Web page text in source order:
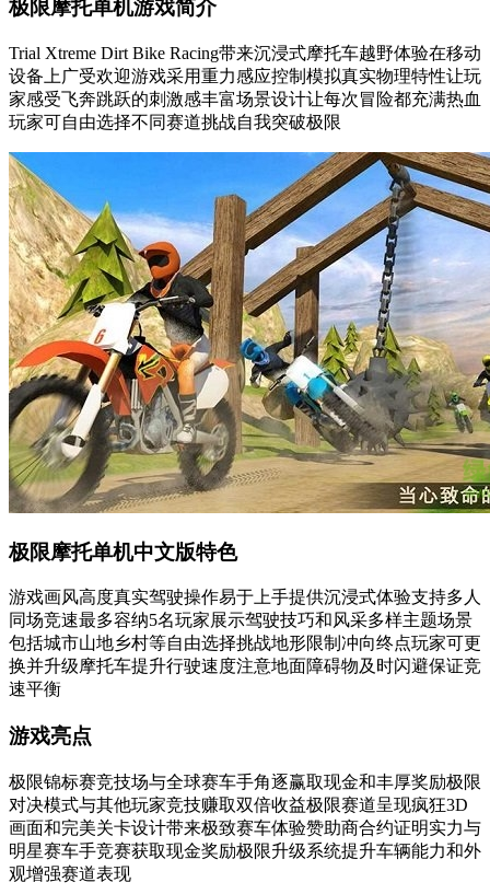
极限摩托单机游戏简介
Trial Xtreme Dirt Bike Racing带来沉浸式摩托车越野体验在移动
设备上广受欢迎游戏采用重力感应控制模拟真实物理特性让玩
家感受飞奔跳跃的刺激感丰富场景设计让每次冒险都充满热血
玩家可自由选择不同赛道挑战自我突破极限
极限摩托单机中文版特色
游戏画风高度真实驾驶操作易于上手提供沉浸式体验支持多人
同场竞速最多容纳5名玩家展示驾驶技巧和风采多样主题场景
包括城市山地乡村等自由选择挑战地形限制冲向终点玩家可更
换并升级摩托车提升行驶速度注意地面障碍物及时闪避保证竞
速平衡
游戏亮点
极限锦标赛竞技场与全球赛车手角逐赢取现金和丰厚奖励极限
对决模式与其他玩家竞技赚取双倍收益极限赛道呈现疯狂3D
画面和完美关卡设计带来极致赛车体验赞助商合约证明实力与
明星赛车手竞赛获取现金奖励极限升级系统提升车辆能力和外
观增强赛道表现